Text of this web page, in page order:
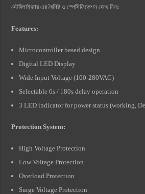
স্টেবিলাইজার এর বৈশিষ্ট ও স্পেসিফিকেশন দেখে নিনঃ
Features:
Microcontroller based design
Digital LED Display
Wide Input Voltage (100-280VAC)
Selectable 6s / 180s delay operation
3 LED indicator for power status (working,
Protection System:
High Voltage Protection
Low Voltage Protection
Overload Protection
Surge Voltage Protection